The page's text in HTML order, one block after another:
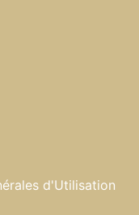
d'Utilisation